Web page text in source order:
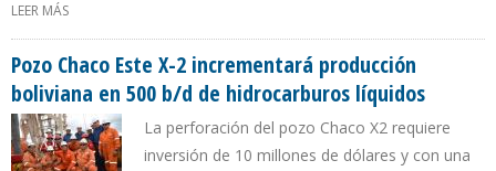
LEER MÁS
Pozo Chaco Este X-2 incrementará producción
boliviana en 500 b/d de hidrocarburos líquidos
La perforación del pozo Chaco X2 requiere
inversión de 10 millones de dólares y con una